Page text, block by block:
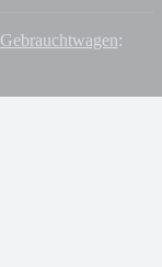
Gebrauchtwagen: